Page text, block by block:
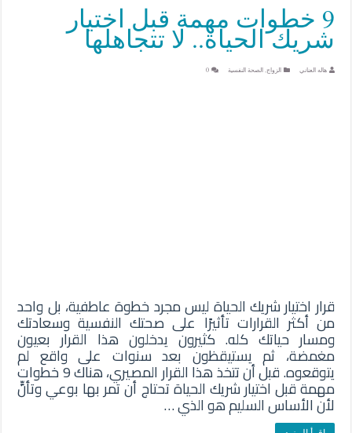
9 خطوات مهمة قبل اختيار
شريك الحياة.. لا تتجاهلها
هاله العناني الزواج, الصحة النفسية 0
قرار اختيار شريك الحياة ليس مجرد خطوة عاطفية، بل واحد
من أكثر القرارات تأثيرًا على صحتك النفسية وسعادتك
ومسار حياتك كله. كثيرون يدخلون هذا القرار بعيون
مغمضة، ثم يستيقظون بعد سنوات على واقع لم
يتوقعوه. قبل أن تتخذ هذا القرار المصيري، هناك 9 خطوات
مهمة قبل اختيار شريك الحياة تحتاج أن تمر بها بوعي وتأنٍّ
لأن الأساس السليم هو الذي …